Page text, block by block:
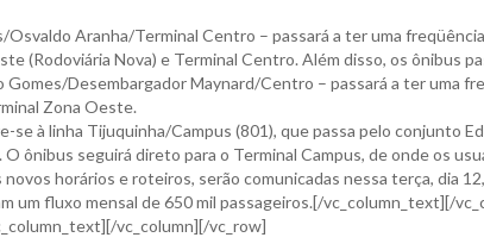
Osvaldo Aranha/Terminal Centro – passará a ter uma
(Rodoviária Nova) e Terminal Centro. Além disso, os ônibus
Gomes/Desembargador Maynard/Centro – passará a ter uma
Zona Oeste.
se à linha Tijuquinha/Campus (801), que passa pelo conjunto
ônibus seguirá direto para o Terminal Campus, de onde os
novos horários e roteiros, serão comunicadas nessa terça, dia
um fluxo mensal de 650 mil passageiros.[/vc_column_text][/
vc_column][/vc_row]